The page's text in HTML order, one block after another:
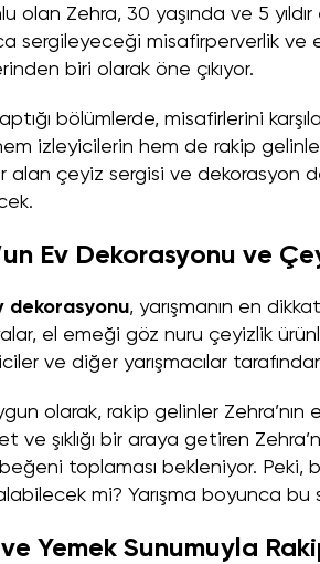
olan Zehra, 30 yaşında ve 5 yıldır
sergileyeceği misafirperverlik ve
biri olarak öne çıkıyor.
bölümlerde, misafirlerini
izleyicilerin hem de rakip
alan çeyiz sergisi ve dekorasyon
Ev Dekorasyonu ve
dekorasyonu, yarışmanın en
el emeği göz nuru çeyizlik
ve diğer yarışmacılar
olarak, rakip gelinler
ve şıklığı bir araya getiren
toplaması bekleniyor.
mi? Yarışma boyunca bu
Yemek Sunumuyla